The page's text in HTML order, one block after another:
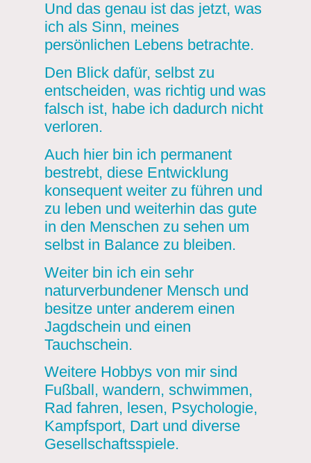
Und das genau ist das jetzt, was
ich als Sinn, meines
persönlichen Lebens betrachte.
Den Blick dafür, selbst zu
entscheiden, was richtig und was
falsch ist, habe ich dadurch nicht
verloren.
Auch hier bin ich permanent
bestrebt, diese Entwicklung
konsequent weiter zu führen und
zu leben und weiterhin das gute
in den Menschen zu sehen um
selbst in Balance zu bleiben.
Weiter bin ich ein sehr
naturverbundener Mensch und
besitze unter anderem einen
Jagdschein und einen
Tauchschein.
Weitere Hobbys von mir sind
Fußball, wandern, schwimmen,
Rad fahren, lesen, Psychologie,
Kampfsport, Dart und diverse
Gesellschaftsspiele.